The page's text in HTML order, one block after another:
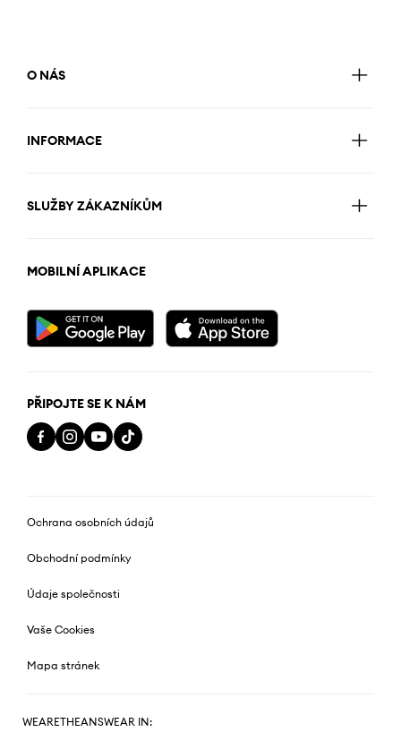
O NÁS
INFORMACE
SLUŽBY ZÁKAZNÍKŮM
MOBILNÍ APLIKACE
PŘIPOJTE SE K NÁM
Ochrana osobních údajů
Obchodní podmínky
Údaje společnosti
Vaše Cookies
Mapa stránek
WEARETHEANSWEAR IN: